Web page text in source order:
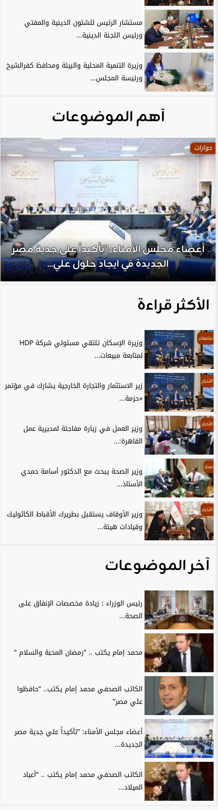
مستشار الرئيس للشئون الدينية والمفتي
ورئيس اللجنة الدينية...
وزيرة التنمية المحلية والبيئة ومحافظ كفرالشيخ
ورئيسة المجلس...
آهم الموضوعات
حوارات
أعضاء مجلس الأمناء: ”تأكيداً علي جدية مصر
الجديدة في ايجاد حلول علي...
الأكثر قراءة
متابعات
وزيرة الإسكان تلتقي مسئولي شركة HDP
لمتابعة مبيعات...
الأخبار
زير الاستثمار والتجارة الخارجية يشارك في مؤتمر
«حزمة...
الأخبار
وزير العمل في زيارة مفاجئة لمديرية عمل
القاهرة:...
صحة
وزير الصحة يبحث مع الدكتور أسامة حمدي
الأستاذ...
الأخبار
وزير الأوقاف يستقبل بطريرك الأقباط الكاثوليك
وقيادات هيئة...
آخر الموضوعات
رئيس الوزراء : زيادة مخصصات الإنفاق على
الصحة...
محمد إمام يكتب .. ”رمضان المحبة والسلام ”
الكاتب الصحفي محمد إمام يكتب.. ”حافظوا
علي مصر”
أعضاء مجلس الأمناء: ”تأكيداً علي جدية مصر
الجديدة...
الكاتب الصحفي محمد إمام يكتب .. ”أعياد
الميلاد...